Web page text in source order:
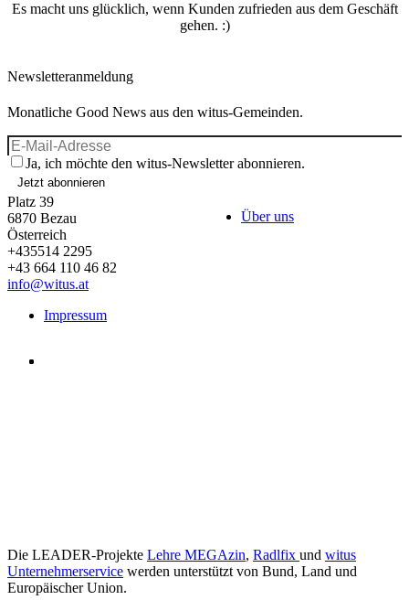
Es macht uns glücklich, wenn Kunden zufrieden aus dem Geschäft
gehen. :)
Newsletteranmeldung
Monatliche Good News aus den witus-Gemeinden.
Ja, ich möchte den witus-Newsletter abonnieren.
Jetzt abonnieren
Platz 39
6870 Bezau
Österreich
+435514 2295
+43 664 110 46 82
info@witus.at
Über uns
Impressum
Die LEADER-Projekte Lehre MEGAzin, Radlfix und witus
Unternehmerservice werden unterstützt von Bund, Land und
Europäischer Union.